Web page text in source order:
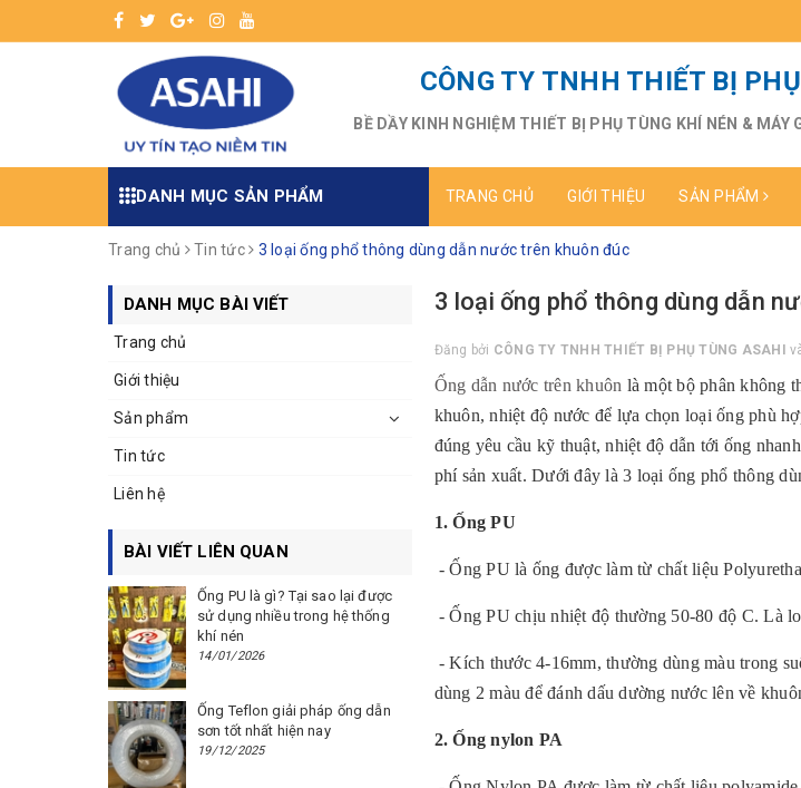
CÔNG TY TNHH THIẾT BỊ
BỀ DẦY KINH NGHIỆM THIẾT BỊ PHỤ TÙNG KHÍ NÉN & MÁY
DANH MỤC SẢN PHẨM TRANG CHỦ GIỚI THIỆU SẢN PHẨM
Trang chủ Tin tức 3 loại ống phổ thông dùng dẫn nước trên khuôn đúc
3 loại ống phổ thông dùng dẫn
Đăng bởi CÔNG TY TNHH THIẾT BỊ PHỤ TÙNG ASAHI
Ống dẫn nước trên khuôn là một bộ phân không
khuôn, nhiệt độ nước để lựa chọn loại ống phù
đúng yêu cầu kỹ thuật, nhiệt độ dẫn tới ống
phí sản xuất. Dưới đây là 3 loại ống phổ thông
1. Ống PU
- Ống PU là ống được làm từ chất liệu
- Ống PU chịu nhiệt độ thường 50-80 độ C. Là
- Kích thước 4-16mm, thường dùng màu trong
dùng 2 màu để đánh dấu dường nước lên về
2. Ống nylon PA
DANH MỤC BÀI VIẾT
Trang chủ
Giới thiệu
Sản phẩm
Tin tức
Liên hệ
BÀI VIẾT LIÊN QUAN
Ống PU là gì? Tại sao lại được
sử dụng nhiều trong hệ thống
khí nén
14/01/2026
Ống Teflon giải pháp ống dẫn
sơn tốt nhất hiện nay
19/12/2025